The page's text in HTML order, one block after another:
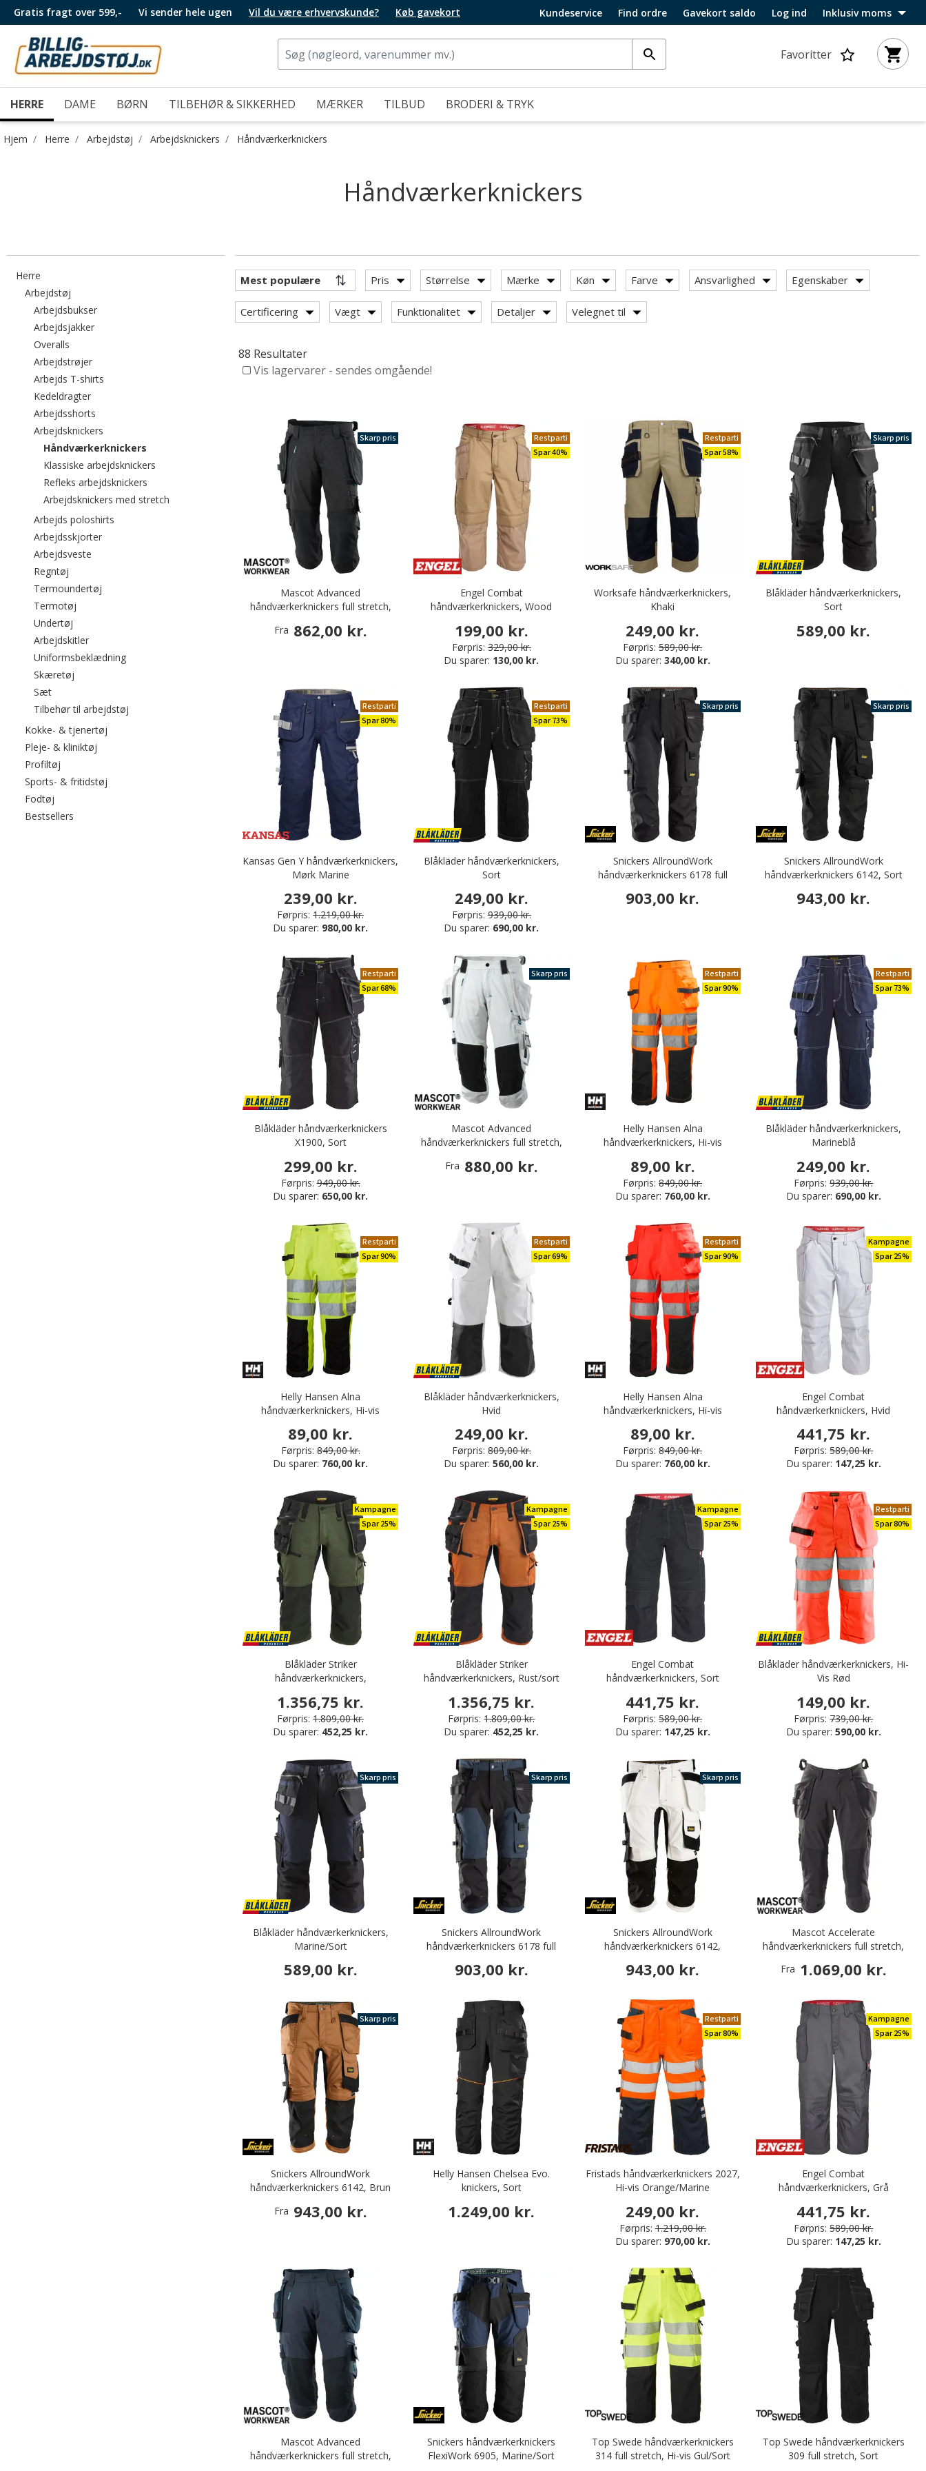
Gratis fragt over 599,- Vi sender hele ugen Vil du være erhvervskunde? Køb gavekort Kundeservice Find ordre Gavekort saldo Log ind Inklusiv moms
Favoritter
HERRE DAME BØRN TILBEHØR & SIKKERHED MÆRKER TILBUD BRODERI & TRYK
Hjem Herre Arbejdstøj Arbejdsknickers Håndværkerknickers
Håndværkerknickers
Herre
Arbejdstøj
ArbejdsbukserFiltrér efter category: Arbejdsbukser
ArbejdsjakkerFiltrér efter category: Arbejdsjakker
Overalls
ArbejdstrøjerFiltrér efter category: Arbejdstrøjer
Arbejds T-shirts Filtrér efter category: Arbejds T-shirts
KedeldragterFiltrér efter category: Kedeldragter
Arbejdsshorts
Arbejdsknickers
Håndværkerknickersvalgte I øjeblikket sorteret efter category: Håndværkerknickers
Klassiske arbejdsknickersFiltrér efter category: Klassiske arbejdsknickers
Refleks arbejdsknickersFiltrér efter category: Refleks arbejdsknickers
Arbejdsknickers med stretchFiltrér efter category: Arbejdsknickers med stretch
Arbejds poloshirts Filtrér efter category: Arbejds poloshirts
ArbejdsskjorterFiltrér efter category: Arbejdsskjorter
Arbejdsveste
Regntøj
Termoundertøj
Termotøj
Undertøj
ArbejdskitlerFiltrér efter category: Arbejdskitler
UniformsbeklædningFiltrér efter category: Uniformsbeklædning
Skæretøj
SætFiltrér efter category: Sæt
Tilbehør til arbejdstøj Filtrér efter category: Tilbehør til arbejdstøj
Kokke- & tjenertøj Filtrér efter category: Kokke- & tjenertøj
Pleje- & kliniktøj
Profiltøj
Sports- & fritidstøj Filtrér efter category: Sports- & fritidstøj
Fodtøj
Bestsellers
Pris Størrelse Mærke Køn Farve Ansvarlighed Egenskaber
Certificering Vægt Funktionalitet Detaljer Velegnet til
88 Resultater
Vis lagervarer - sendes omgående!
Skarp pris
Mascot Advanced
håndværkerknickers full stretch,
Fra 862,00 kr.
Restparti
Spar 40%
Engel Combat
håndværkerknickers, Wood
199,00 kr.
Førpris: 329,00 kr.
Du sparer: 130,00 kr.
Restparti
Spar 58%
Worksafe håndværkerknickers,
Khaki
249,00 kr.
Førpris: 589,00 kr.
Du sparer: 340,00 kr.
Skarp pris
Blåkläder håndværkerknickers,
Sort
589,00 kr.
Restparti
Spar 80%
Kansas Gen Y håndværkerknickers,
Mørk Marine
239,00 kr.
Førpris: 1.219,00 kr.
Du sparer: 980,00 kr.
Restparti
Spar 73%
Blåkläder håndværkerknickers,
Sort
249,00 kr.
Førpris: 939,00 kr.
Du sparer: 690,00 kr.
Skarp pris
Snickers AllroundWork
håndværkerknickers 6178 full
903,00 kr.
Skarp pris
Snickers AllroundWork
håndværkerknickers 6142, Sort
943,00 kr.
Restparti
Spar 68%
Blåkläder håndværkerknickers
X1900, Sort
299,00 kr.
Førpris: 949,00 kr.
Du sparer: 650,00 kr.
Skarp pris
Mascot Advanced
håndværkerknickers full stretch,
Fra 880,00 kr.
Restparti
Spar 90%
Helly Hansen Alna
håndværkerknickers, Hi-vis
89,00 kr.
Førpris: 849,00 kr.
Du sparer: 760,00 kr.
Restparti
Spar 73%
Blåkläder håndværkerknickers,
Marineblå
249,00 kr.
Førpris: 939,00 kr.
Du sparer: 690,00 kr.
Restparti
Spar 90%
Helly Hansen Alna
håndværkerknickers, Hi-vis
89,00 kr.
Førpris: 849,00 kr.
Du sparer: 760,00 kr.
Restparti
Spar 69%
Blåkläder håndværkerknickers,
Hvid
249,00 kr.
Førpris: 809,00 kr.
Du sparer:560,00 kr.
Restparti
Spar 90%
Helly Hansen Alna
håndværkerknickers, Hi-vis
89,00 kr.
Førpris: 849,00 kr.
Du sparer: 760,00 kr.
Kampagne
Spar 25%
Engel Combat
håndværkerknickers, Hvid
441,75 kr.
Førpris: 589,00 kr.
Du sparer: 147,25 kr.
Kampagne
Spar 25%
Blåkläder Striker
håndværkerknickers,
1.356,75 kr.
Førpris: 1.809,00 kr.
Du sparer: 452,25 kr.
Kampagne
Spar 25%
Blåkläder Striker
håndværkerknickers, Rust/sort
1.356,75 kr.
Førpris: 1.809,00 kr.
Du sparer: 452,25 kr.
Kampagne
Spar 25%
Engel Combat
håndværkerknickers, Sort
441,75 kr.
Førpris: 589,00 kr.
Du sparer: 147,25 kr.
Restparti
Spar 80%
Blåkläder håndværkerknickers, Hi-
Vis Rød
149,00 kr.
Førpris: 739,00 kr.
Du sparer: 590,00 kr.
Skarp pris
Blåkläder håndværkerknickers,
Marine/Sort
589,00 kr.
Skarp pris
Snickers AllroundWork
håndværkerknickers 6178 full
903,00 kr.
Skarp pris
Snickers AllroundWork
håndværkerknickers 6142,
943,00 kr.
Mascot Accelerate
håndværkerknickers full stretch,
Fra 1.069,00 kr.
Skarp pris
Snickers AllroundWork
håndværkerknickers 6142, Brun
Fra 943,00 kr.
Helly Hansen Chelsea Evo.
knickers, Sort
1.249,00 kr.
Restparti
Spar 80%
Fristads håndværkerknickers 2027,
Hi-vis Orange/Marine
249,00 kr.
Førpris: 1.219,00 kr.
Du sparer: 970,00 kr.
Kampagne
Spar 25%
Engel Combat
håndværkerknickers, Grå
441,75 kr.
Førpris: 589,00 kr.
Du sparer: 147,25 kr.
Mascot Advanced
håndværkerknickers full stretch,
Snickers håndværkerknickers
FlexiWork 6905, Marine/Sort
Top Swede håndværkerknickers
314 full stretch, Hi-vis Gul/Sort
Top Swede håndværkerknickers
309 full stretch, Sort